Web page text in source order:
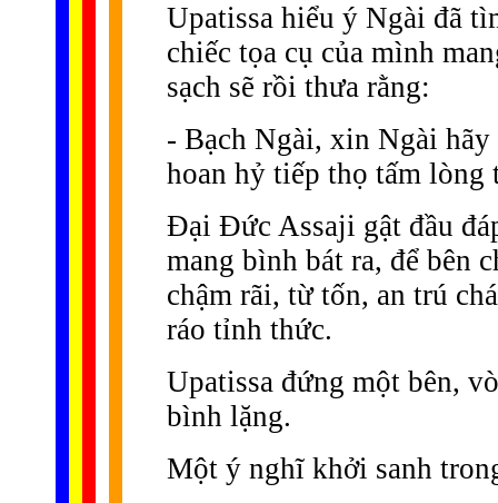
Upatissa hiểu ý Ngài đã
chiếc tọa cụ của mình
sạch sẽ rồi thưa rằng:
- Bạch Ngài, xin Ngài
hoan hỷ tiếp thọ tấm lòng
Ðại Ðức Assaji gật đầu
mang bình bát ra, để bên
chậm rãi, từ tốn, an trú
ráo tỉnh thức.
Upatissa đứng một bên,
bình lặng.
Một ý nghĩ khởi sanh